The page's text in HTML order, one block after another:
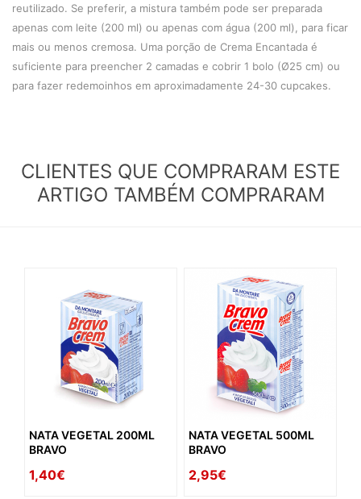
reutilizado. Se preferir, a mistura também pode ser preparada
apenas com leite (200 ml) ou apenas com água (200 ml), para ficar
mais ou menos cremosa. Uma porção de Crema Encantada é
suficiente para preencher 2 camadas e cobrir 1 bolo (Ø25 cm) ou
para fazer redemoinhos em aproximadamente 24-30 cupcakes.
CLIENTES QUE COMPRARAM ESTE
ARTIGO TAMBÉM COMPRARAM
NATA VEGETAL 200ML
BRAVO
1,40€
NATA VEGETAL 500ML
BRAVO
2,95€